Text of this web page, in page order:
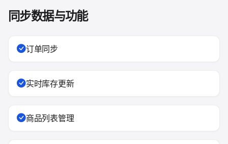
同步数据与功能
订单同步
实时库存更新
商品列表管理